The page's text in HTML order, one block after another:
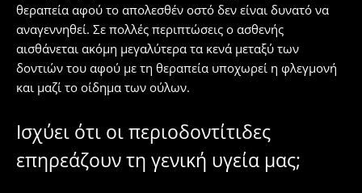
θεραπεία αφού το απολεσθέν οστό δεν είναι δυνατό να
αναγεννηθεί. Σε πολλές περιπτώσεις ο ασθενής
αισθάνεται ακόμη μεγαλύτερα τα κενά μεταξύ των
δοντιών του αφού με τη θεραπεία υποχωρεί η φλεγμονή
και μαζί το οίδημα των ούλων.
Ισχύει ότι οι περιοδοντίτιδες
επηρεάζουν τη γενική υγεία μας;